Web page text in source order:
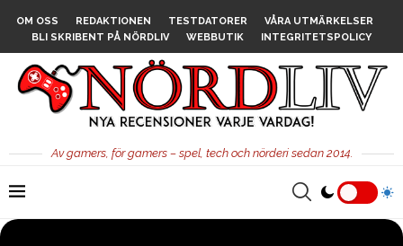
OM OSS REDAKTIONEN TESTDATORER
VÅRA UTMÄRKELSER
BLI SKRIBENT PÅ NÖRDLIV
WEBBUTIK INTEGRITETSPOLICY
Av gamers, för gamers – spel, tech och nörderi sedan 2014.